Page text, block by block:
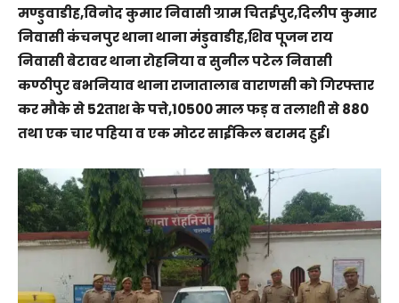
मण्डुवाडीह,विनोद कुमार निवासी ग्राम चितईपुर,दिलीप कुमार
निवासी कंचनपुर थाना थाना मंडुवाडीह,शिव पूजन राय
निवासी बेटावर थाना रोहनिया व सुनील पटेल निवासी
कण्ठीपुर बभनियाव थाना राजातालाब वाराणसी को गिरफ्तार
कर मौके से 52ताश के पत्ते,10500 माल फड़ व तलाशी से 880
तथा एक चार पहिया व एक मोटर साईकिल बरामद हुई।